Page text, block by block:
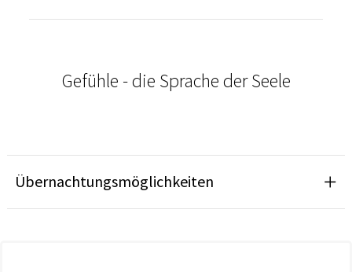
Gefühle - die Sprache der Seele
Übernachtungsmöglichkeiten